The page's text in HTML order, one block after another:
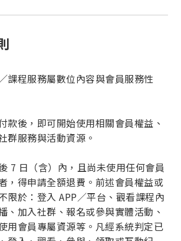
課程服務屬數位內容與會員服務性
款後，即可開始使用相關會員權益、
群服務與活動資源。
7 日（含）內，且尚未使用任何會員
，得申請全額退費。前述會員權益或
限於：登入 APP／平台、觀看課程內
、加入社群、報名或參與實體活動、
用會員專屬資源等。凡經系統判定已